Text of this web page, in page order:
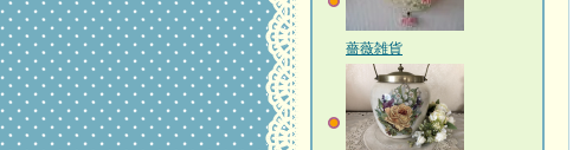
薔薇雑貨